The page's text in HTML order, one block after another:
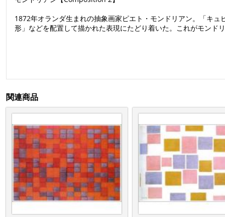
1872年オランダ生まれの抽象画家ピエト・モンドリアン。「キ
形」などを配置して描かれた表現にたどり着いた。これがモンド
関連商品